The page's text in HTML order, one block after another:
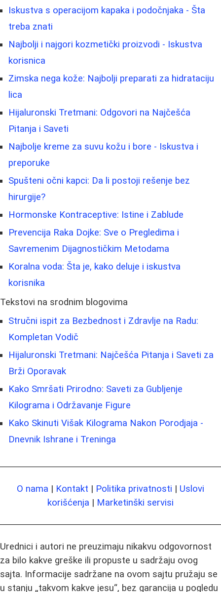
Iskustva s operacijom kapaka i podočnjaka - Šta
treba znati
Najbolji i najgori kozmetički proizvodi - Iskustva
korisnica
Zimska nega kože: Najbolji preparati za hidrataciju
lica
Hijaluronski Tretmani: Odgovori na Najčešća
Pitanja i Saveti
Najbolje kreme za suvu kožu i bore - Iskustva i
preporuke
Spušteni očni kapci: Da li postoji rešenje bez
hirurgije?
Hormonske Kontraceptive: Istine i Zablude
Prevencija Raka Dojke: Sve o Pregledima i
Savremenim Dijagnostičkim Metodama
Koralna voda: Šta je, kako deluje i iskustva
korisnika
Tekstovi na srodnim blogovima
Stručni ispit za Bezbednost i Zdravlje na Radu:
Kompletan Vodič
Hijaluronski Tretmani: Najčešća Pitanja i Saveti za
Brži Oporavak
Kako Smršati Prirodno: Saveti za Gubljenje
Kilograma i Održavanje Figure
Kako Skinuti Višak Kilograma Nakon Porodjaja -
Dnevnik Ishrane i Treninga
O nama | Kontakt | Politika privatnosti | Uslovi
korišćenja | Marketinški servisi
Urednici i autori ne preuzimaju nikakvu odgovornost
za bilo kakve greške ili propuste u sadržaju ovog
sajta. Informacije sadržane na ovom sajtu pružaju se
u stanju „takvom kakve jesu“, bez garancija u pogledu